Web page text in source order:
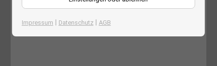
Impressum Datenschutz| AGB